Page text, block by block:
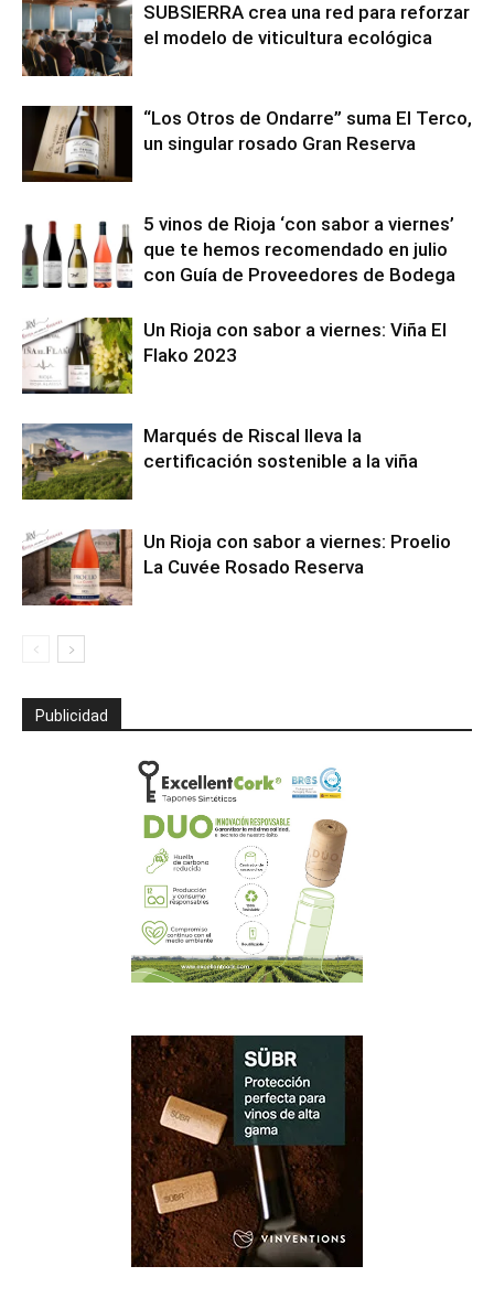
SUBSIERRA crea una red para reforzar
el modelo de viticultura ecológica
“Los Otros de Ondarre” suma El Terco,
un singular rosado Gran Reserva
5 vinos de Rioja ‘con sabor a viernes’
que te hemos recomendado en julio
con Guía de Proveedores de Bodega
Un Rioja con sabor a viernes: Viña El
Flako 2023
Marqués de Riscal lleva la
certificación sostenible a la viña
Un Rioja con sabor a viernes: Proelio
La Cuvée Rosado Reserva
Publicidad